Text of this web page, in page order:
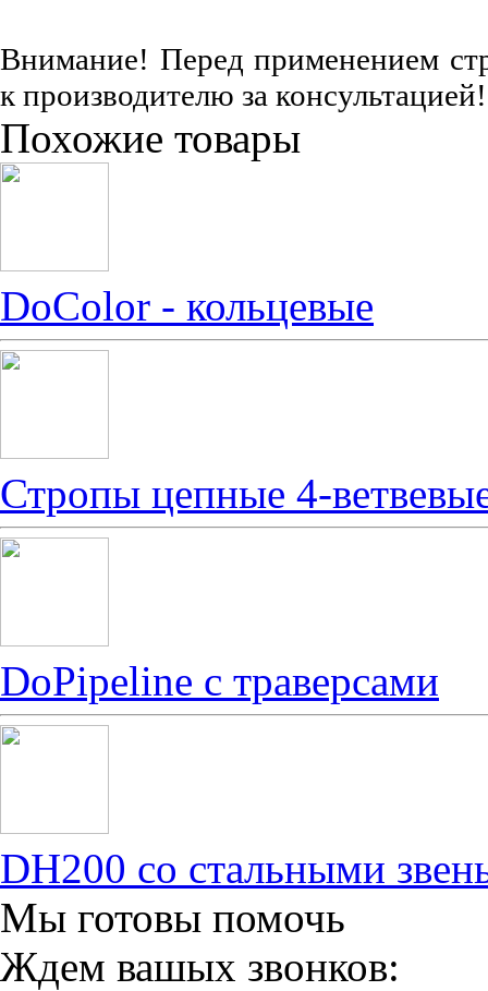
Внимание! Перед применением
к производителю за консультацией!
Похожие товары
DoColor - кольцевые
Стропы цепные 4-
DoPipeline с траверсами
DH200 со стальными
Мы готовы помочь
Ждем вашых звонков: